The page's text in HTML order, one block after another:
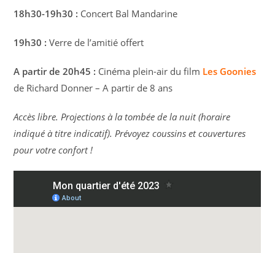
18h30-19h30 : Concert Bal Mandarine
19h30 : Verre de l’amitié offert
A partir de 20h45 : Cinéma plein-air du film Les Goonies
de Richard Donner – A partir de 8 ans
Accès libre. Projections à la tombée de la nuit (horaire
indiqué à titre indicatif). Prévoyez coussins et couvertures
pour votre confort !